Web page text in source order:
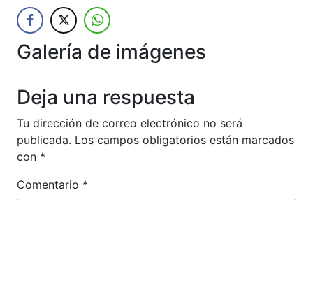
Galería de imágenes
Deja una respuesta
Tu dirección de correo electrónico no será
publicada. Los campos obligatorios están marcados
con *
Comentario *